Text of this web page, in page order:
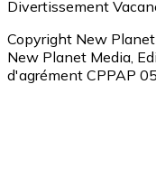
Divertissement
Copyright New
New Planet Media,
d'agrément CPPAP